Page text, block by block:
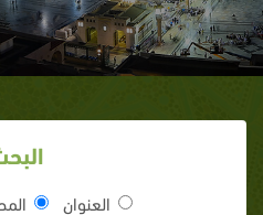
العنوان